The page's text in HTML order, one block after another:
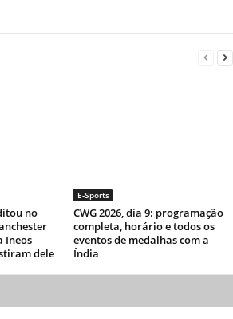
no
Ineos
dele
E-Sports
CWG 2026, dia 9: programação
completa, horário e todos os
eventos de medalhas com a
Índia